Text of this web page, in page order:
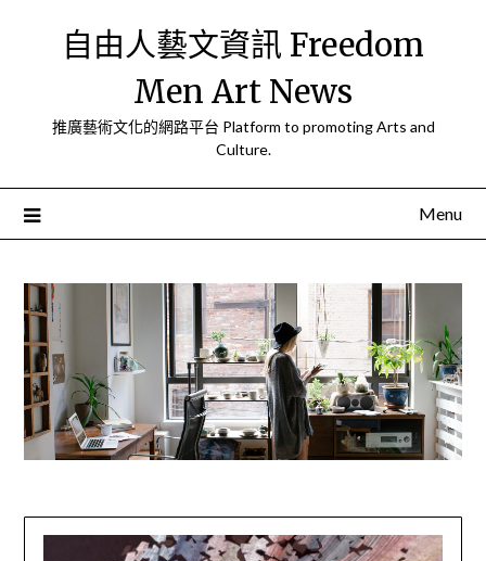
自由人藝文資訊 Freedom
Men Art News
推廣藝術文化的網路平台 Platform to promoting Arts and
Culture.
Menu